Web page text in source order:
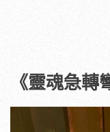
《靈魂急轉